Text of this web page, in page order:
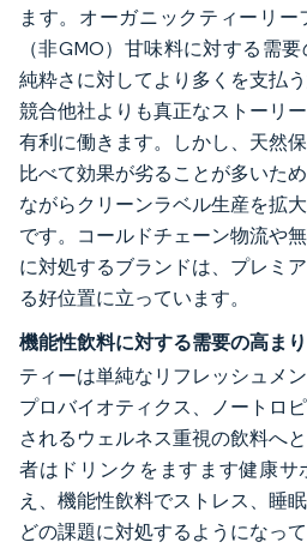
ます。オーガニックティーリ
（非GMO）甘味料に対する需
純粋さに対してより多くを支払
競合他社よりも真正なストーリ
有利に働きます。しかし、天然
比べて効果が劣ることが多いた
ながらクリーンラベル生産を拡
です。コールドチェーン物流や
に対処するブランドは、プレミ
る好位置に立っています。
機能性飲料に対する需要の高まり
ティーは単純なリフレッシュメ
プロバイオティクス、ノートロ
されるウェルネス重視の飲料へ
者はドリンクをますます健康サ
え、機能性飲料でストレス、睡
どの課題に対処するようになっ